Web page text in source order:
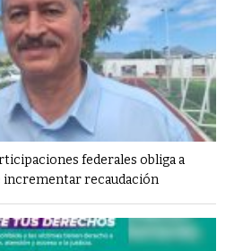
federales obliga a
incrementar recaudación